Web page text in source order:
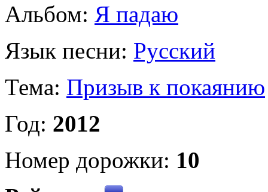
Альбом: Я падаю
Язык песни: Русский
Тема: Призыв к покаянию
Год: 2012
Номер дорожки: 10